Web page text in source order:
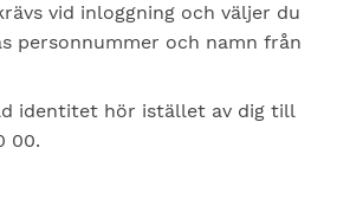
vid inloggning och väljer du
personnummer och namn från
identitet hör istället av dig till
00.